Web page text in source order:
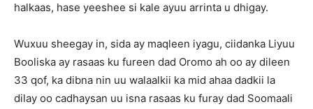
halkaas, hase yeeshee si kale ayuu arrinta u dhigay.
Wuxuu sheegay in, sida ay maqleen iyagu, ciidanka Liyuu
Booliska ay rasaas ku fureen dad Oromo ah oo ay dileen
33 qof, ka dibna nin uu walaalkii ka mid ahaa dadkii la
dilay oo cadhaysan uu isna rasaas ku furay dad Soomaali